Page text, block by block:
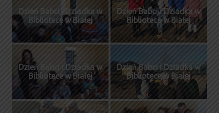
Dzień Babci i Dziadka w
Bibliotece w Białej
Dzień Babci i Dziadka w
Bibliotece w Białej
Dzień Babci i Dziadka w
Bibliotece w Białej
Dzień Babci i Dziadka w
Bibliotece w Białej